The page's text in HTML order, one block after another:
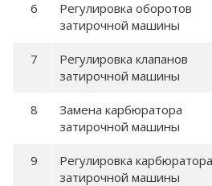
Регулировка оборотов
затирочной машины
Регулировка клапанов
затирочной машины
Замена карбюратора
затирочной машины
Регулировка карбюратора
затирочной машины